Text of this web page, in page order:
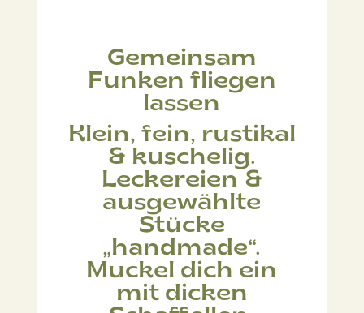
Gemeinsam
Funken fliegen
lassen
Klein, fein, rustikal
& kuschelig.
Leckereien &
ausgewählte
Stücke
„handmade“.
Muckel dich ein
mit dicken